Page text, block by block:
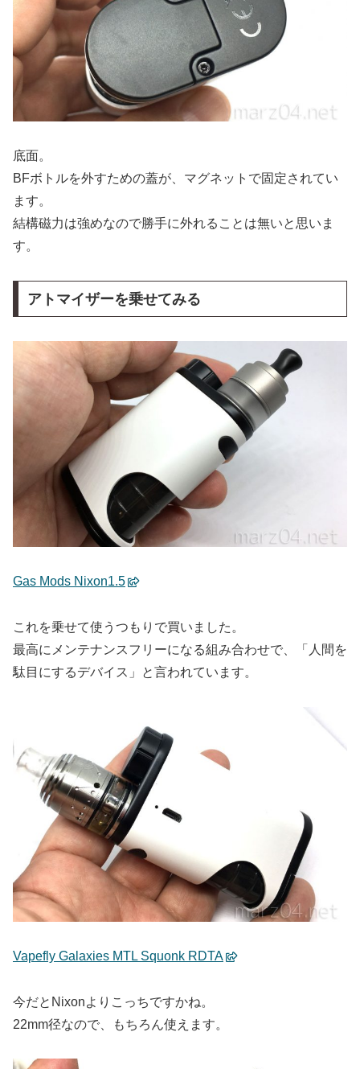
底面。
BFボトルを外すための蓋が、マグネットで固定されてい
ます。
結構磁力は強めなので勝手に外れることは無いと思いま
す。
アトマイザーを乗せてみる
Gas Mods Nixon1.5
これを乗せて使うつもりで買いました。
最高にメンテナンスフリーになる組み合わせで、「人間を
駄目にするデバイス」と言われています。
Vapefly Galaxies MTL Squonk RDTA
今だとNixonよりこっちですかね。
22mm径なので、もちろん使えます。